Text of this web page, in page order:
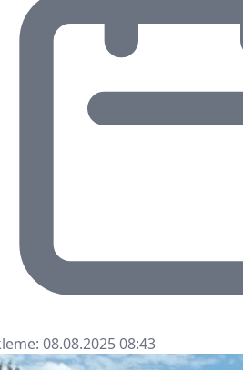
08.08.2025 08:43